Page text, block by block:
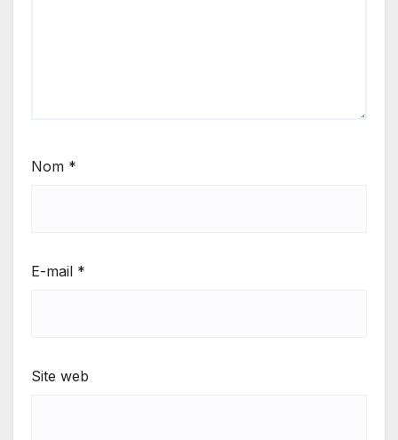
Nom *
E-mail *
Site web